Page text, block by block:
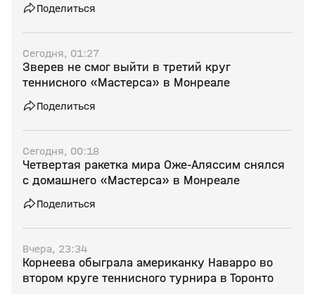
Поделиться
Сегодня, 01:27
Зверев не смог выйти в третий круг
теннисного «Мастерса» в Монреале
Поделиться
Сегодня, 00:18
Четвертая ракетка мира Оже‑Аляссим снялся
с домашнего «Мастерса» в Монреале
Поделиться
Вчера, 23:34
Корнеева обыграла американку Наварро во
втором круге теннисного турнира в Торонто